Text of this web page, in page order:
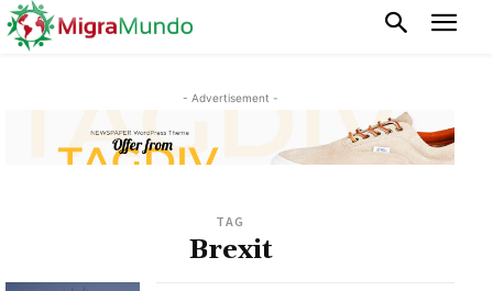
- Advertisement -
TAG
Brexit